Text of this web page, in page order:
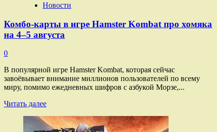
Новости
Комбо-карты в игре Hamster Kombat про хомяка
на 4–5 августа
0
В популярной игре Hamster Kombat, которая сейчас
завоёвывает внимание миллионов пользователей по всему
миру, помимо ежедневных шифров с азбукой Морзе,...
Читать далееПрочитать
о
Комбо-